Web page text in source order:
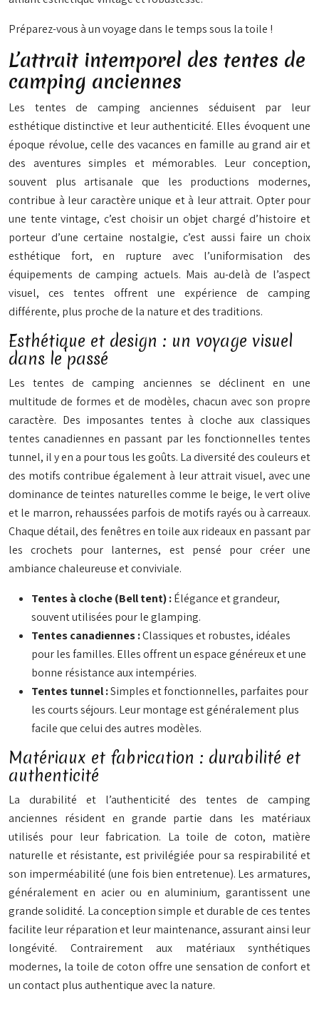
Préparez-vous à un voyage dans le temps sous la toile !
L’attrait intemporel des tentes de
camping anciennes
Les tentes de camping anciennes séduisent par leur
esthétique distinctive et leur authenticité. Elles évoquent une
époque révolue, celle des vacances en famille au grand air et
des aventures simples et mémorables. Leur conception,
souvent plus artisanale que les productions modernes,
contribue à leur caractère unique et à leur attrait. Opter pour
une tente vintage, c’est choisir un objet chargé d’histoire et
porteur d’une certaine nostalgie, c’est aussi faire un choix
esthétique fort, en rupture avec l’uniformisation des
équipements de camping actuels. Mais au-delà de l’aspect
visuel, ces tentes offrent une expérience de camping
différente, plus proche de la nature et des traditions.
Esthétique et design : un voyage visuel
dans le passé
Les tentes de camping anciennes se déclinent en une
multitude de formes et de modèles, chacun avec son propre
caractère. Des imposantes tentes à cloche aux classiques
tentes canadiennes en passant par les fonctionnelles tentes
tunnel, il y en a pour tous les goûts. La diversité des couleurs et
des motifs contribue également à leur attrait visuel, avec une
dominance de teintes naturelles comme le beige, le vert olive
et le marron, rehaussées parfois de motifs rayés ou à carreaux.
Chaque détail, des fenêtres en toile aux rideaux en passant par
les crochets pour lanternes, est pensé pour créer une
ambiance chaleureuse et conviviale.
Tentes à cloche (Bell tent) :Élégance et grandeur,
souvent utilisées pour le glamping.
Tentes canadiennes :Classiques et robustes, idéales
pour les familles. Elles offrent un espace généreux et une
bonne résistance aux intempéries.
Tentes tunnel :Simples et fonctionnelles, parfaites pour
les courts séjours. Leur montage est généralement plus
facile que celui des autres modèles.
Matériaux et fabrication : durabilité et
authenticité
La durabilité et l’authenticité des tentes de camping
anciennes résident en grande partie dans les matériaux
utilisés pour leur fabrication. La toile de coton, matière
naturelle et résistante, est privilégiée pour sa respirabilité et
son imperméabilité (une fois bien entretenue). Les armatures,
généralement en acier ou en aluminium, garantissent une
grande solidité. La conception simple et durable de ces tentes
facilite leur réparation et leur maintenance, assurant ainsi leur
longévité. Contrairement aux matériaux synthétiques
modernes, la toile de coton offre une sensation de confort et
un contact plus authentique avec la nature.